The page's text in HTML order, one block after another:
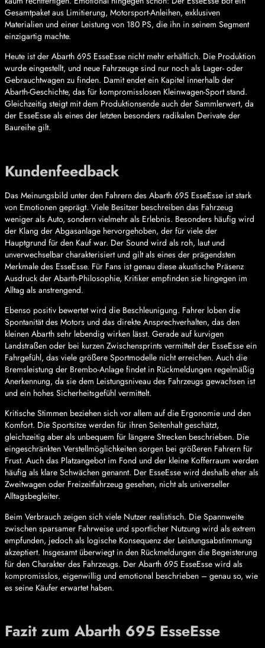
Gesamtpaket aus Limitierung, Motorsport-Anleihen, exklusiven
Materialien und einer Leistung von 180 PS, die ihn in seinem Segment
einzigartig machte.
Heute ist der Abarth 695 EsseEsse nicht mehr erhältlich. Die Produktion
wurde eingestellt, und neue Fahrzeuge sind nur noch als Lager- oder
Gebrauchtwagen zu finden. Damit endet ein Kapitel innerhalb der
Abarth-Geschichte, das für kompromisslosen Kleinwagen-Sport stand.
Gleichzeitig steigt mit dem Produktionsende auch der Sammlerwert, da
der EsseEsse als eines der letzten besonders radikalen Derivate der
Baureihe gilt.
Kundenfeedback
Das Meinungsbild unter den Fahrern des Abarth 695 EsseEsse ist stark
von Emotionen geprägt. Viele Besitzer beschreiben das Fahrzeug
weniger als Auto, sondern vielmehr als Erlebnis. Besonders häufig wird
der Klang der Abgasanlage hervorgehoben, der für viele der
Hauptgrund für den Kauf war. Der Sound wird als roh, laut und
unverwechselbar charakterisiert und gilt als eines der prägendsten
Merkmale des EsseEsse. Für Fans ist genau diese akustische Präsenz
Ausdruck der Abarth-Philosophie, Kritiker empfinden sie hingegen im
Alltag als anstrengend.
Ebenso positiv bewertet wird die Beschleunigung. Fahrer loben die
Spontanität des Motors und das direkte Ansprechverhalten, das den
kleinen Abarth sehr lebendig wirken lässt. Gerade auf kurvigen
Landstraßen oder bei kurzen Zwischensprints vermittelt der EsseEsse ein
Fahrgefühl, das viele größere Sportmodelle nicht erreichen. Auch die
Bremsleistung der Brembo-Anlage findet in Rückmeldungen regelmäßig
Anerkennung, da sie dem Leistungsniveau des Fahrzeugs gewachsen ist
und ein hohes Sicherheitsgefühl vermittelt.
Kritische Stimmen beziehen sich vor allem auf die Ergonomie und den
Komfort. Die Sportsitze werden für ihren Seitenhalt geschätzt,
gleichzeitig aber als unbequem für längere Strecken beschrieben. Die
eingeschränkten Verstellmöglichkeiten sorgen bei größeren Fahrern für
Frust. Auch das Platzangebot im Fond und der kleine Kofferraum werden
häufig als klare Schwächen genannt. Der EsseEsse wird deshalb eher als
Zweitwagen oder Freizeitfahrzeug gesehen, nicht als universeller
Alltagsbegleiter.
Beim Verbrauch zeigen sich viele Nutzer realistisch. Die Spannweite
zwischen sparsamer Fahrweise und sportlicher Nutzung wird als extrem
empfunden, jedoch als logische Konsequenz der Leistungsabstimmung
akzeptiert. Insgesamt überwiegt in den Rückmeldungen die Begeisterung
für den Charakter des Fahrzeugs. Der Abarth 695 EsseEsse wird als
kompromisslos, eigenwillig und emotional beschrieben – genau so, wie
es seine Käufer erwartet haben.
Fazit zum Abarth 695 EsseEsse